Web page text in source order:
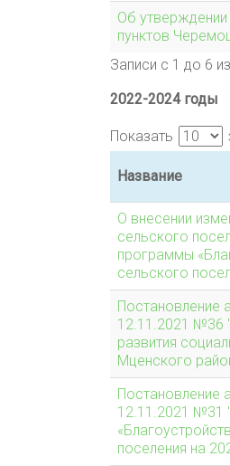
Об
пунктов
Записи с 1 до 6
2022-2024 годы
Показать
Название
О внесении
сельского
программы
сельского
Постановление
12.11.2021 №36
развития
Мценского
Постановление
12.11.2021 №31
поселения на